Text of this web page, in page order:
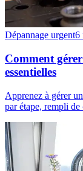
Dépannage urgent6
Comment
essentielles
Apprenez à gérer
par étape, rempli